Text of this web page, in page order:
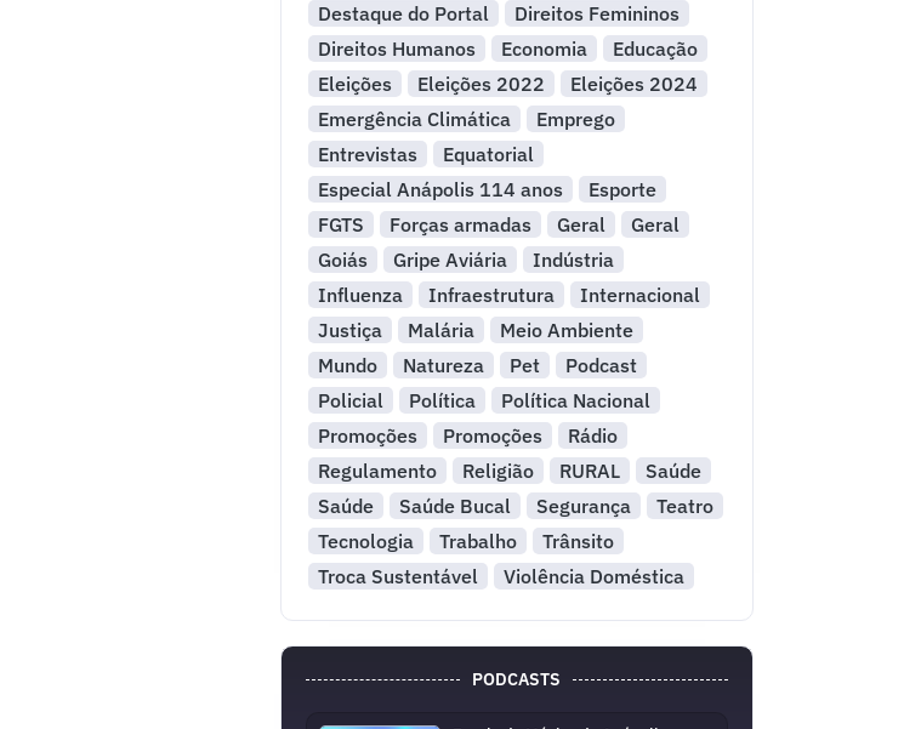
Destaque do Portal
Direitos Femininos
Direitos Humanos
Economia
Educação
Eleições
Eleições 2022
Eleições 2024
Emergência Climática
Emprego
Entrevistas
Equatorial
Especial Anápolis 114 anos
Esporte
FGTS
Forças armadas Geral
Geral
Goiás
Gripe Aviária
Indústria
Influenza
Infraestrutura
Internacional
Justiça
Malária
Meio Ambiente
Mundo
Natureza Pet
Podcast
Policial
Política
Política Nacional
Promoções
Promoções
Rádio
Regulamento
Religião RURAL
Saúde
Saúde
Saúde Bucal Segurança
Teatro
Tecnologia
Trabalho
Trânsito
Troca Sustentável
Violência Doméstica
PODCASTS